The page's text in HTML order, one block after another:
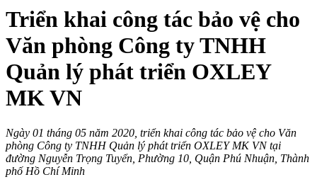
Triển khai công tác bảo vệ cho
Văn phòng Công ty TNHH
Quản lý phát triển OXLEY
MK VN
Ngày 01 tháng 05 năm 2020, triển khai công tác bảo vệ cho Văn
phòng Công ty TNHH Quản lý phát triển OXLEY MK VN tại
đường Nguyễn Trọng Tuyển, Phường 10, Quận Phú Nhuận, Thành
phố Hồ Chí Minh